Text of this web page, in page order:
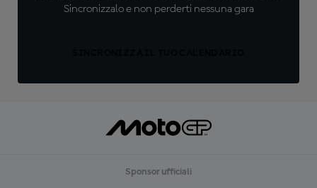
Sincronizzalo e non perderti nessuna gara
Sponsor ufficiali